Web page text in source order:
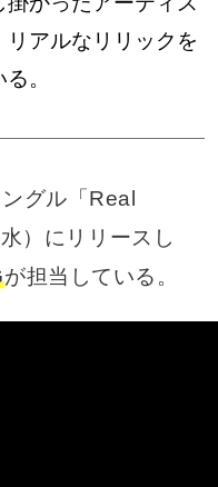
リアルなリリックを
。
グル「Real
）にリリースし
が担当している。